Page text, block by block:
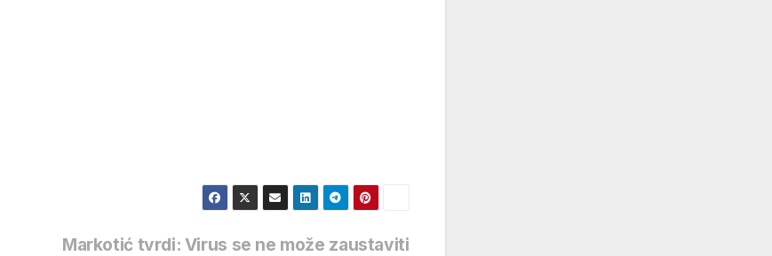
Markotić tvrdi: Virus se ne može zaustaviti